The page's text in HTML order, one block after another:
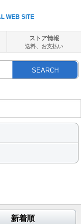
WEB SITE
ストア情報
送料、 お支払い
SEARCH
新着順